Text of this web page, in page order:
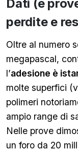
Dati (e
perdite e
Oltre al numero
megapascal,
l’adesione è
molte superfici
polimeri
ampio range di
Nelle prove
un foro da 20